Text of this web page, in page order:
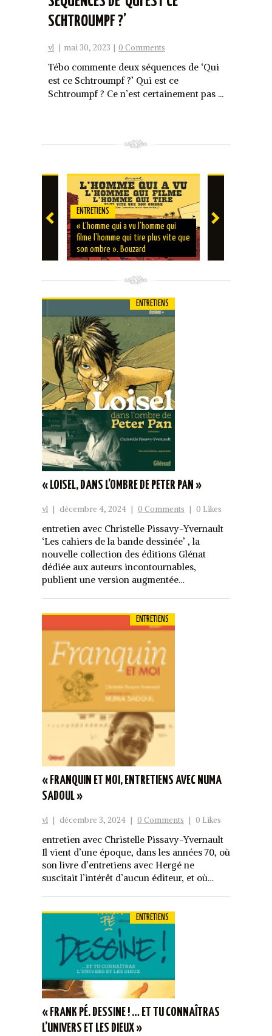
SCHTROUMPF ?’
vl | mai 30, 2023 | 0 Comments
Tébo commente deux séquences de ‘Qui
est ce Schtroumpf ?’ Qui est ce
Schtroumpf ? Ce n’est certainement pas ...
ENTRETIENS
« L’homme qui a vu l’homme qui
filme l’homme qui tire plus vite que
son ombre ». Bouzard
ENTRETIENS
« LOISEL, DANS L’OMBRE DE PETER PAN »
vl | décembre 4, 2024 | 0 Comments | 0 Likes
entretien avec Christelle Pissavy-Yvernault
‘Les cahiers de la bande dessinée’ , la
nouvelle collection des éditions Glénat
dédiée aux auteurs incontournables,
publient une version augmentée…
ENTRETIENS
« FRANQUIN ET MOI, ENTRETIENS AVEC NUMA
SADOUL »
vl | décembre 3, 2024 | 0 Comments | 0 Likes
entretien avec Christelle Pissavy-Yvernault
Il vient d’une époque, dans les années 70, où
son livre d’entretiens avec Hergé ne
suscitait l’intérêt d’aucun éditeur, et où…
ENTRETIENS
« FRANK PÉ. DESSINE ! … ET TU CONNAÎTRAS
L’UNIVERS ET LES DIEUX »